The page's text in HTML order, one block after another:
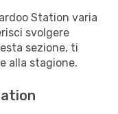
Station varia
svolgere
sezione, ti
alla stagione.